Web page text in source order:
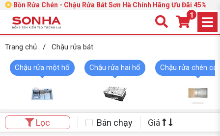
Bồn Rửa Chén - Chậu Rửa Bát Sơn Hà Chính Hãng Ưu Đãi 45%
1
Trang chủ / Chậu rửa bát
Chậu rửa một hố Chậu rửa hai hố Chậu rửa chén
Lọc Bán chạy Giá